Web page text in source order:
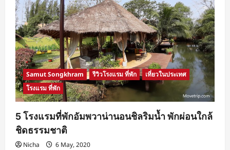
Samut Songkhram รีวิวโรงแรม ที่พัก
เที่ยวในประเทศ
โรงแรม ที่พัก
5 โรงแรมที่พักอัมพวาน่านอนชิลริมน้ำ พักผ่อนใกล้
ชิดธรรมชาติ
Nicha 6 May, 2020